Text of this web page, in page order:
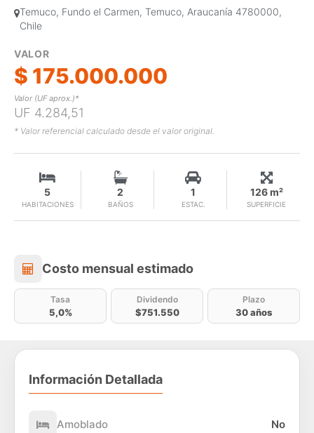
Temuco, Fundo el Carmen, Temuco, Araucanía 4780000,
Chile
VALOR
$ 175.000.000
Valor (UF aprox.)*
UF 4.284,51
* Valor referencial calculado desde el valor original.
HABITACIONES
5
BAÑOS
2
ESTAC.
1
SUPERFICIE
126 m²
Costo mensual estimado
Costo mensual estimado
Tasa
5,0%
Dividendo
$751.550
Plazo
30 años
Información Detallada
Amoblado No